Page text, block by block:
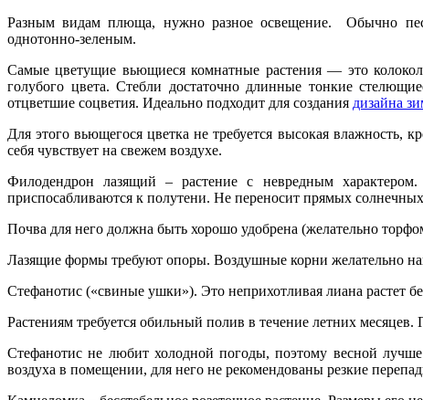
Разным видам плюща, нужно разное освещение. Обычно
однотонно-зеленым.
Самые цветущие вьющиеся комнатные растения — это
голубого цвета. Стебли достаточно длинные тонкие
отцветшие соцветия. Идеально подходит для создания дизайна
Для этого вьющегося цветка не требуется высокая
себя чувствует на свежем воздухе.
Филодендрон лазящий – растение с невредным
приспосабливаются к полутени. Не переносит прямых
Почва для него должна быть хорошо удобрена (желательно
Лазящие формы требуют опоры. Воздушные корни желательно
Стефанотис («свиные ушки»). Это неприхотливая лиана растет
Растениям требуется обильный полив в течение летних
Стефанотис не любит холодной погоды, поэтому весной
воздуха в помещении, для него не рекомендованы резкие